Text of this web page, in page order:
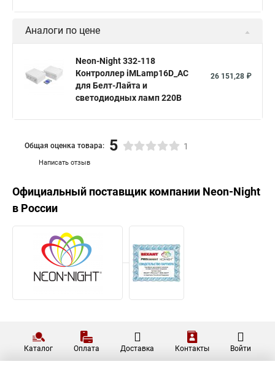
Аналоги по цене
Neon-Night 332-118
Контроллер iMLamp16D_AC
для Белт-Лайта и
светодиодных ламп 220В
26 151,28 ₽
Написать отзыв
Общая оценка товара: 5 1
Официальный поставщик компании Neon-Night
в России
Каталог Оплата Доставка Контакты Войти